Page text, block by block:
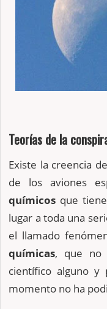
Teorías de la
Existe la creencia
de los aviones
químicos que
lugar a toda una
el llamado
químicas, que no
científico alguno y
momento no ha